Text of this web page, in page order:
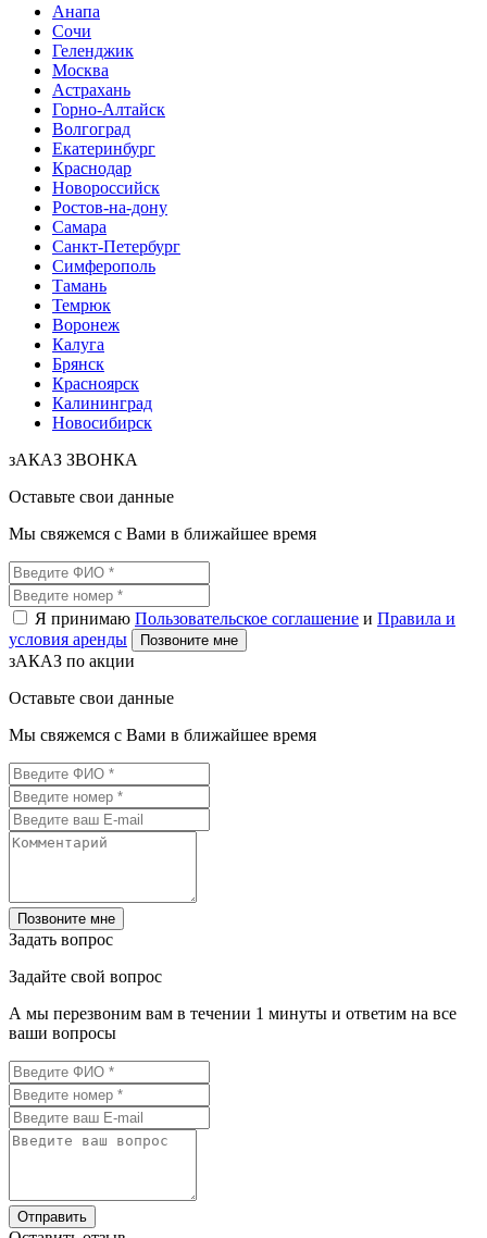
Анапа
Сочи
Геленджик
Москва
Астрахань
Горно-Алтайск
Волгоград
Екатеринбург
Краснодар
Новороссийск
Ростов-на-дону
Самара
Санкт-Петербург
Симферополь
Тамань
Темрюк
Воронеж
Калуга
Брянск
Красноярск
Калининград
Новосибирск
зАКАЗ ЗВОНКА
Оставьте свои данные
Мы свяжемся с Вами в ближайшее время
Я принимаю Пользовательское соглашение и Правила и
условия аренды
Позвоните мне
зАКАЗ по акции
Оставьте свои данные
Мы свяжемся с Вами в ближайшее время
Позвоните мне
Задать вопрос
Задайте свой вопрос
А мы перезвоним вам в течении 1 минуты и ответим на все
ваши вопросы
Отправить